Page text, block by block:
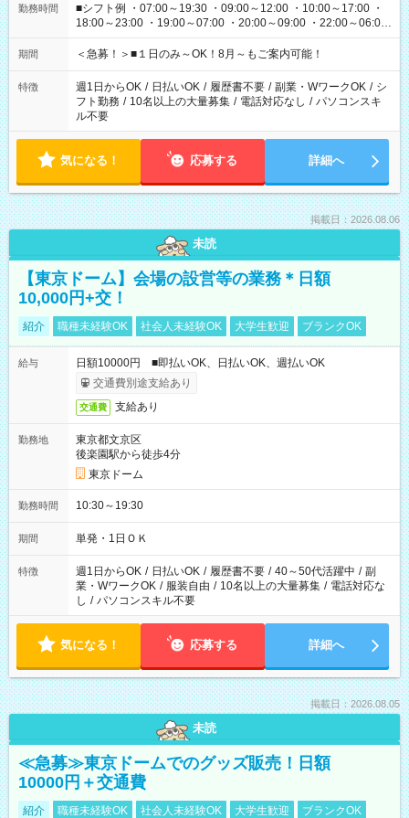
勤務時間
■シフト例 ・07:00～19:30 ・09:00～12:00 ・10:00～17:00 ・
18:00～23:00 ・19:00～07:00 ・20:00～09:00 ・22:00～06:00
etc ★最短で3時間で5,120円のお仕事から 15時間で2万円近く稼
げるお仕事も！ ご希望のお時間に合わせてご紹介！ ※シフトは
ください！
期間 ＜急募！＞■１日のみ～OK！8月～もご案内可能！
特徴 週1日からOK / 日払いOK / 履歴書不要 / 副業・WワークOK / シ
フト勤務 / 10名以上の大量募集 / 電話対応なし / パソコンスキ
ル不要
気になる！ 応募する 詳細へ
掲載日：2026.08.06
未読
【東京ドーム】会場の設営等の業務＊日額
10,000円+交！
紹介 職種未経験OK 社会人未経験OK 大学生歓迎 ブランクOK
給与
日額10000円 ■即払いOK、日払いOK、週払いOK
交通費別途支給あり
交通費 支給あり
勤務地
東京都文京区
後楽園駅から徒歩4分
東京ドーム
勤務時間 10:30～19:30
期間 単発・1日ＯＫ
特徴 週1日からOK / 日払いOK / 履歴書不要 / 40～50代活躍中 / 副
業・WワークOK / 服装自由 / 10名以上の大量募集 / 電話対応な
し / パソコンスキル不要
気になる！ 応募する 詳細へ
掲載日：2026.08.05
未読
≪急募≫東京ドームでのグッズ販売！日額
10000円＋交通費
紹介 職種未経験OK 社会人未経験OK 大学生歓迎
ブランクOK